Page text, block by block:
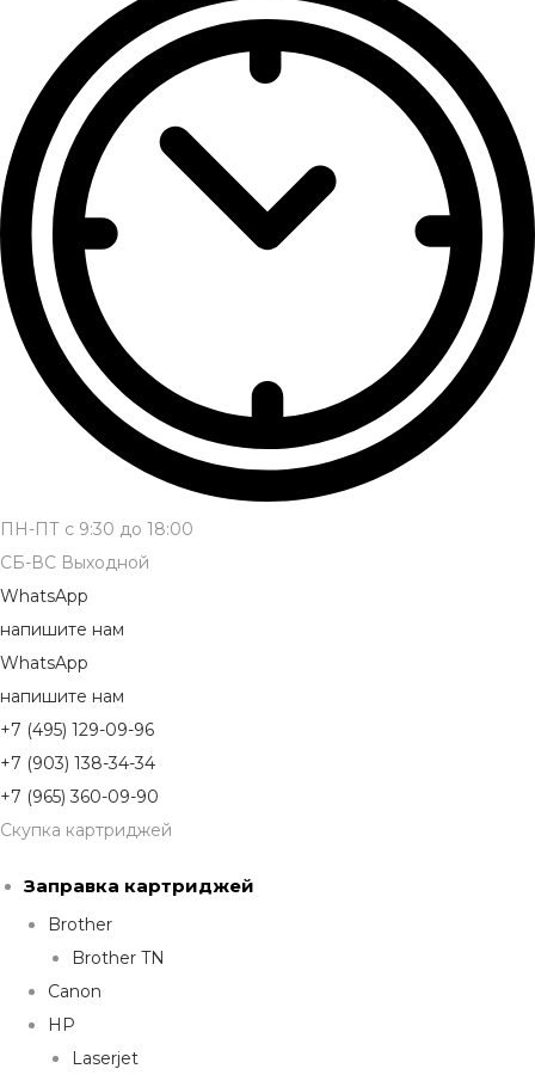
ПН-ПТ с 9:30 до 18:00
СБ-ВС Выходной
WhatsApp
напишите нам
WhatsApp
напишите нам
+7 (495) 129-09-96
+7 (903) 138-34-34
+7 (965) 360-09-90
Скупка картриджей
Заправка картриджей
Brother
Brother TN
Canon
HP
Laserjet